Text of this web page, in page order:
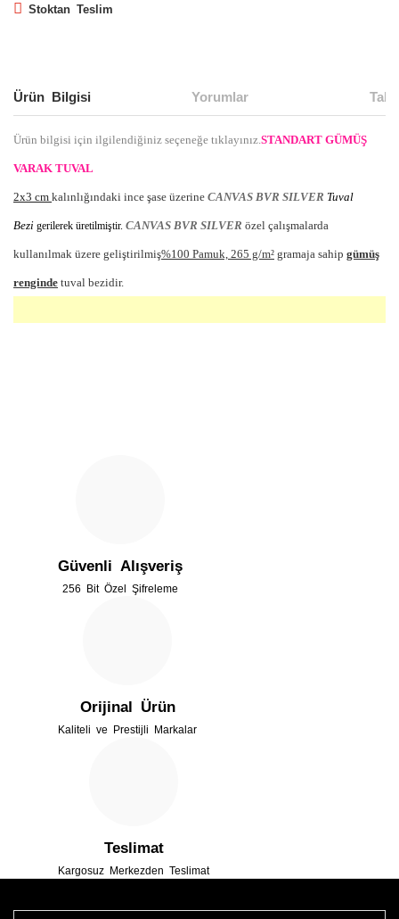
Stoktan Teslim
Ürün Bilgisi Yorumlar
Ürün bilgisi için ilgilendiğiniz seçeneğe tıklayınız.STANDART GÜMÜŞ
VARAK TUVAL
2x3 cm kalınlığındaki ince şase üzerine CANVAS BVR SILVER Tuval
Bezi gerilerek üretilmiştir. CANVAS BVR SILVER özel çalışmalarda
kullanılmak üzere geliştirilmiş%100 Pamuk, 265 g/m² gramaja sahip gümüş
renginde tuval bezidir.
Ürün bilgilerinde hatalar bulunuyor.
Ürün fiyatı diğer sitelerden daha pahalı.
Güvenli Alışveriş
256 Bit Özel Şifreleme
Orijinal Ürün
Kaliteli ve Prestijli Markalar
Teslimat
Kargosuz Merkezden Teslimat